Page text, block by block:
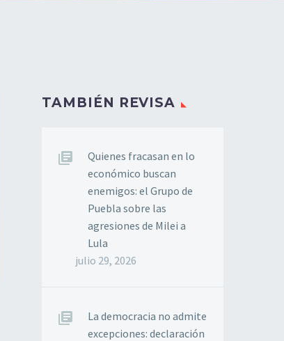
TAMBIÉN REVISA
Quienes fracasan en lo
económico buscan
enemigos: el Grupo de
Puebla sobre las
agresiones de Milei a
Lula
julio 29, 2026
La democracia no admite
excepciones: declaración